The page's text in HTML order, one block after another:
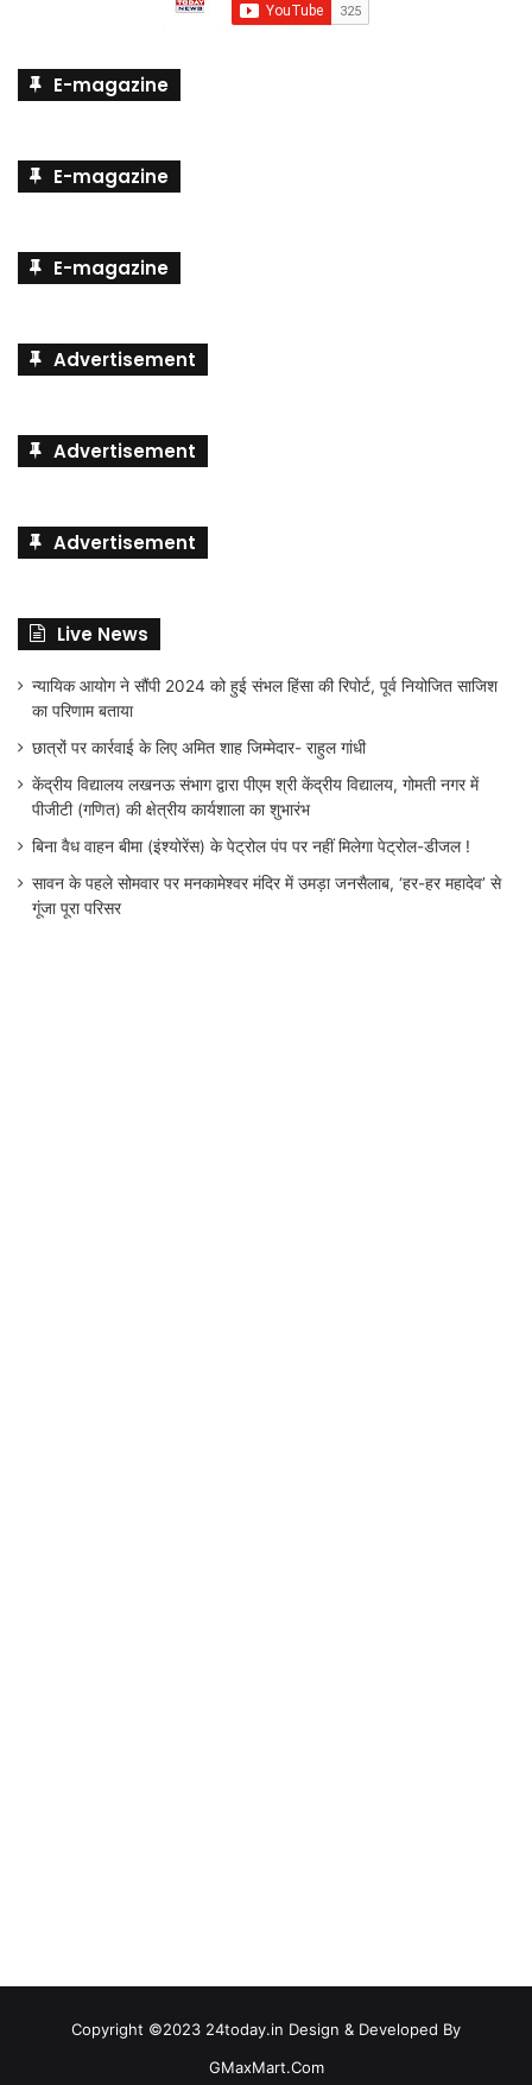
E-magazine
E-magazine
E-magazine
Advertisement
Advertisement
Advertisement
Live News
न्यायिक आयोग ने सौंपी 2024 को हुई संभल हिंसा की रिपोर्ट, पूर्व नियोजित साजिश
का परिणाम बताया
छात्रों पर कार्रवाई के लिए अमित शाह जिम्मेदार- राहुल गांधी
केंद्रीय विद्यालय लखनऊ संभाग द्वारा पीएम श्री केंद्रीय विद्यालय, गोमती नगर में
पीजीटी (गणित) की क्षेत्रीय कार्यशाला का शुभारंभ
बिना वैध वाहन बीमा (इंश्योरेंस) के पेट्रोल पंप पर नहीं मिलेगा पेट्रोल-डीजल !
सावन के पहले सोमवार पर मनकामेश्वर मंदिर में उमड़ा जनसैलाब, ‘हर-हर महादेव’ से
गूंजा पूरा परिसर
Copyright ©2023 24today.in Design & Developed By
GMaxMart.Com